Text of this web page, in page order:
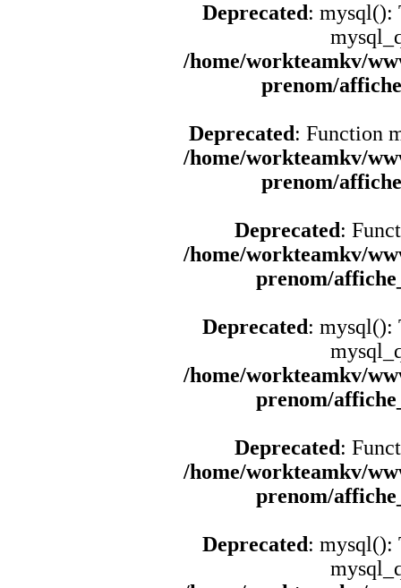
Deprecated: mysql():
/home/workteamkv/
prenom/
Deprecated: Function
/home/workteamkv/
prenom/
Deprecated:
/home/workteamkv/
prenom/
Deprecated: mysql():
/home/workteamkv/
prenom/
Deprecated:
/home/workteamkv/
prenom/
Deprecated: mysql():